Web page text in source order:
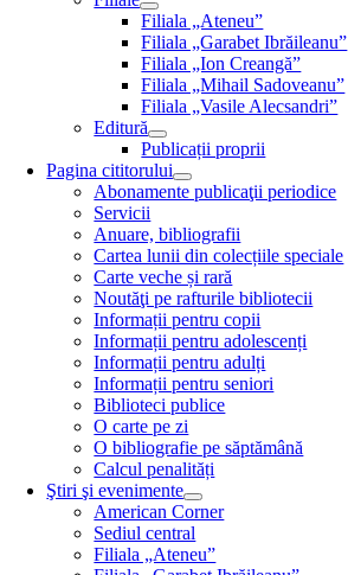
Filiala „Ateneu”
Filiala „Garabet Ibrăileanu”
Filiala „Ion Creangă”
Filiala „Mihail Sadoveanu”
Filiala „Vasile Alecsandri”
Editură
Publicații proprii
Pagina cititorului
Abonamente publicaţii periodice
Servicii
Anuare, bibliografii
Cartea lunii din colecțiile speciale
Carte veche și rară
Noutăţi pe rafturile bibliotecii
Informații pentru copii
Informații pentru adolescenți
Informații pentru adulți
Informații pentru seniori
Biblioteci publice
O carte pe zi
O bibliografie pe săptămână
Calcul penalități
Ştiri şi evenimente
American Corner
Sediul central
Filiala „Ateneu”